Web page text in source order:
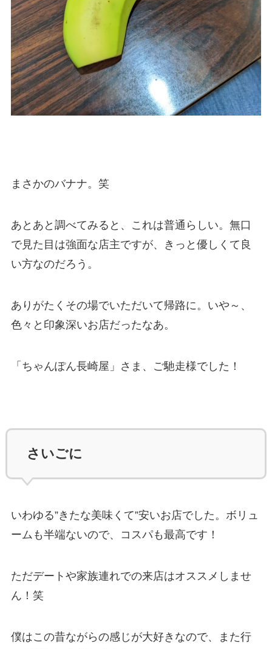
まさかのバナナ。笑
あとあと調べてみると、これは普通らしい。無口
で見た目は強面な店主ですが、きっと優しくて良
い方なのだろう。
ありがたくその場でいただいて帰路に。いや～、
色々と印象深いお店だったなあ。
「ちゃんぽん長崎屋」さま、ご馳走様でした！
さいごに
いわゆる”きたな美味くて”安いお店でした。ボリュ
ームも半端ないので、コスパも最高です！
ただデートや家族連れでの来店はオススメしませ
ん！笑
僕はこの昔ながらの感じが大好きなので、また行